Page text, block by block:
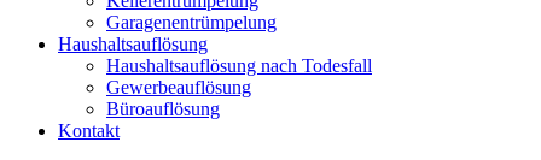
Garagenentrümpelung
Haushaltsauflösung
Haushaltsauflösung nach Todesfall
Gewerbeauflösung
Büroauflösung
Kontakt